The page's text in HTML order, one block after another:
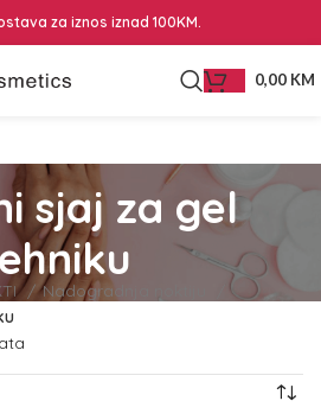
za iznos iznad 100KM.
0,00 KM
sjaj za gel
Nadogradnja noktiju